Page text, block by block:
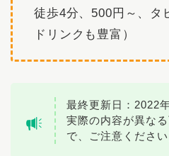
徒歩4分、500円～、タ
ドリンクも豊富）
最終更新日：2022
実際の内容が異な
で、ご注意ください